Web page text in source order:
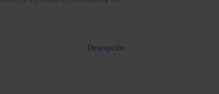
Descripción